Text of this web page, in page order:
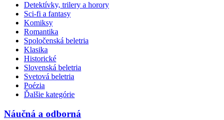
Detektívky, trilery a horory
Sci-fi a fantasy
Komiksy
Romantika
Spoločenská beletria
Klasika
Historické
Slovenská beletria
Svetová beletria
Poézia
Ďalšie kategórie
Náučná a odborná